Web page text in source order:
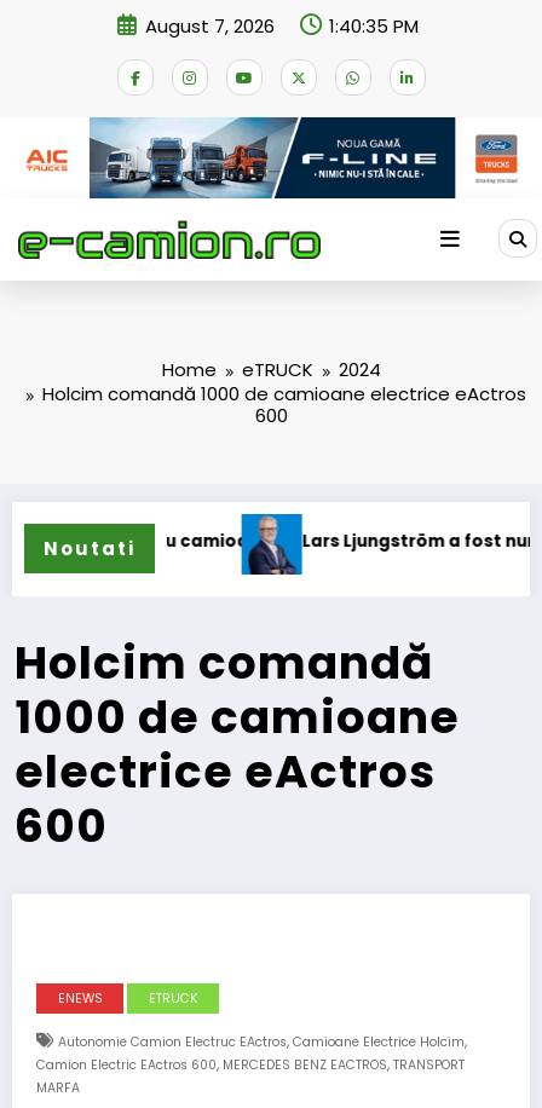
August 7, 2026 1:40:35 PM
Home eTRUCK
2024
Holcim comandă 1000 de camioane electrice eActros
600
Noutati
camioane Lars Ljungström a fost numit director
Holcim comandă
1000 de camioane
electrice eActros
600
ENEWS ETRUCK
Autonomie Camion Electruc EActros, Camioane Electrice Holcim,
Camion Electric EActros 600, MERCEDES BENZ EACTROS, TRANSPORT
MARFA